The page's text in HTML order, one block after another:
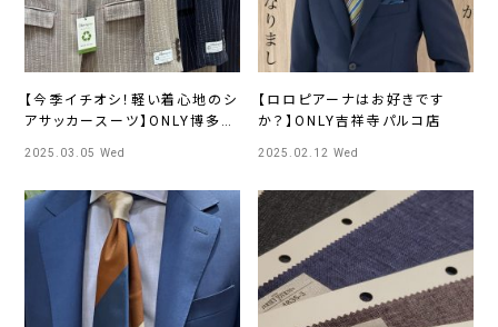
【今季イチオシ！軽い着心地のシ
アサッカースーツ】ONLY博多マ
2025.03.05 Wed
【ロロピアーナはお好きです
か？】ONLY吉祥寺パルコ店
2025.02.12 Wed